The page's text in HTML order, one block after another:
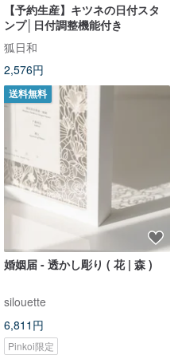
【予約生産】キツネの日付スタ
ンプ│日付調整機能付き
狐日和
2,576円
送料無料
婚姻届 - 透かし彫り ( 花 | 森 )
silouette
6,811円
Pinkoi限定